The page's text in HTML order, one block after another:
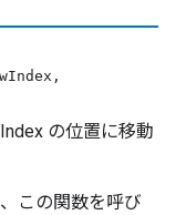
の位置に移動
この関数を呼び